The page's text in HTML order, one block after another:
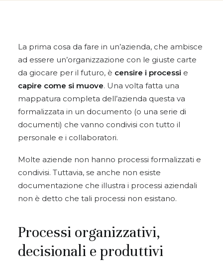
La prima cosa da fare in un’azienda, che ambisce
ad essere un’organizzazione con le giuste carte
da giocare per il futuro, è censire i processi e
capire come si muove. Una volta fatta una
mappatura completa dell’azienda questa va
formalizzata in un documento (o una serie di
documenti) che vanno condivisi con tutto il
personale e i collaboratori.
Molte aziende non hanno processi formalizzati e
condivisi. Tuttavia, se anche non esiste
documentazione che illustra i processi aziendali
non è detto che tali processi non esistano.
Processi organizzativi,
decisionali e produttivi